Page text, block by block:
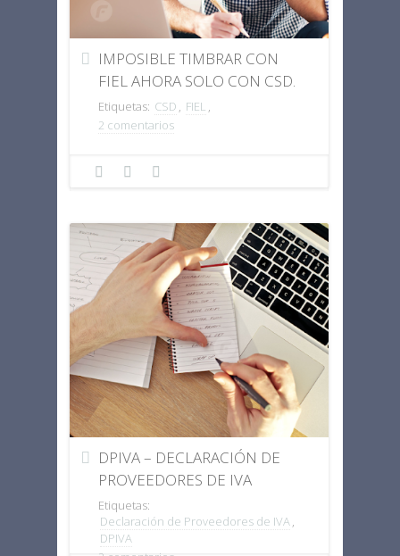
IMPOSIBLE TIMBRAR CON
FIEL AHORA SOLO CON CSD.
Etiquetas: CSD , FIEL ,
2 comentarios
DPIVA – DECLARACIÓN DE
PROVEEDORES DE IVA
Etiquetas:
Declaración de Proveedores de IVA,
DPIVA